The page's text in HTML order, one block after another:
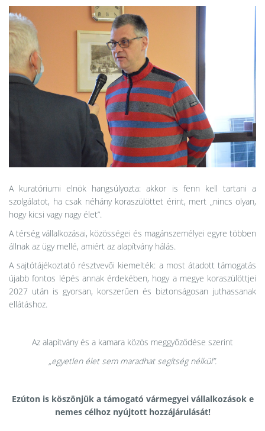
A kuratóriumi elnök hangsúlyozta: akkor is fenn kell tartani a
szolgálatot, ha csak néhány koraszülöttet érint, mert „nincs olyan,
hogy kicsi vagy nagy élet”.
A térség vállalkozásai, közösségei és magánszemélyei egyre többen
állnak az ügy mellé, amiért az alapítvány hálás.
A sajtótájékoztató résztvevői kiemelték: a most átadott támogatás
újabb fontos lépés annak érdekében, hogy a megye koraszülöttjei
2027 után is gyorsan, korszerűen és biztonságosan juthassanak
ellátáshoz.
Az alapítvány és a kamara közös meggyőződése szerint
„egyetlen élet sem maradhat segítség nélkül”.
Ezúton is köszönjük a támogató vármegyei vállalkozások e
nemes célhoz nyújtott hozzájárulását!